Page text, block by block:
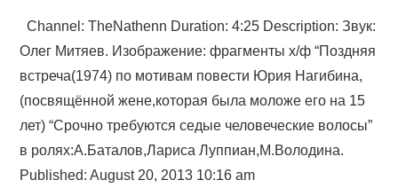
Channel: TheNathenn Duration: 4:25 Description: Звук:
Олег Митяев. Изображение: фрагменты х/ф “Поздняя
встреча(1974) по мотивам повести Юрия Нагибина,
(посвящённой жене,которая была моложе его на 15
лет) “Срочно требуются седые человеческие волосы”
в ролях:А.Баталов,Лариса Луппиан,М.Володина.
Published: August 20, 2013 10:16 am